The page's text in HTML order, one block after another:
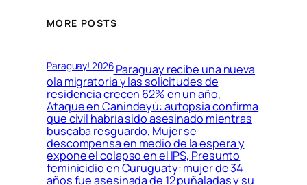
MORE POSTS
Paraguay! 2026Paraguay recibe una nueva
ola migratoria y las solicitudes de
residencia crecen 62% en un año,
Ataque en Canindeyú: autopsia confirma
que civil habría sido asesinado mientras
buscaba resguardo, Mujer se
descompensa en medio de la espera y
expone el colapso en el IPS, Presunto
feminicidio en Curuguaty: mujer de 34
años fue asesinada de 12 puñaladas y su